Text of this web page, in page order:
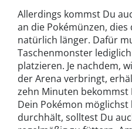
Allerdings kommst Du
an die Pokémünzen,
natürlich länger. Dafür
Taschenmonster
platzieren. Je nachdem,
der Arena verbringt,
zehn Minuten bekommst
Dein Pokémon möglichst
durchhält, solltest Du